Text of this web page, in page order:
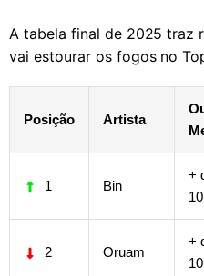
A tabela final de 2025 traz
vai estourar os fogos no
Posição Artista
1 Bin
+
2 Oruam
+